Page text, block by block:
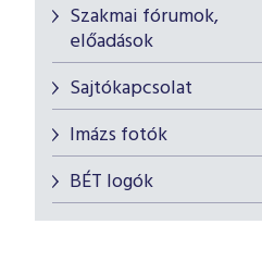
Szakmai fórumok,
előadások
Sajtókapcsolat
Imázs fotók
BÉT logók